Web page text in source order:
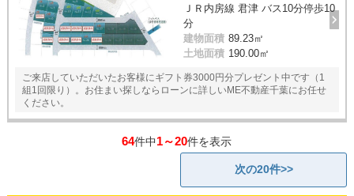
ＪＲ内房線 君津 バス10分停歩10
分
建物面積 89.23㎡
土地面積 190.00㎡
ご来店していただいたお客様にギフト券3000円分プレゼント中です（1
組1回限り）。お住まい探しならローンに詳しいME不動産千葉にお任せ
ください。
64件中1～20件を表示
次の20件>>